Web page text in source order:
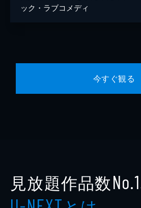
ック・ラブコメディ
今すぐ観る
見放題作品数No.1